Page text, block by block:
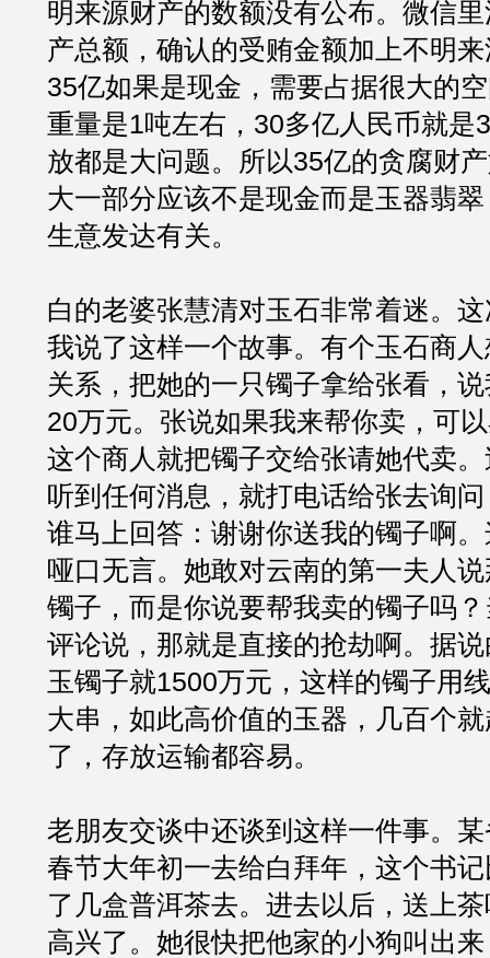
明来源财产的数额没有公布。微信
产总额，确认的受贿金额加上不明
35亿如果是现金，需要占据很大的
重量是1吨左右，30多亿人民币就是
放都是大问题。所以35亿的贪腐财
大一部分应该不是现金而是玉器翡
生意发达有关。
白的老婆张慧清对玉石非常着迷。
我说了这样一个故事。有个玉石商
关系，把她的一只镯子拿给张看，
20万元。张说如果我来帮你卖，可
这个商人就把镯子交给张请她代卖
听到任何消息，就打电话给张去询
谁马上回答：谢谢你送我的镯子啊
哑口无言。她敢对云南的第一夫人
镯子，而是你说要帮我卖的镯子吗
评论说，那就是直接的抢劫啊。据
玉镯子就1500万元，这样的镯子用
大串，如此高价值的玉器，几百个
了，存放运输都容易。
老朋友交谈中还谈到这样一件事。
春节大年初一去给白拜年，这个书
了几盒普洱茶去。进去以后，送上
高兴了。她很快把他家的小狗叫出